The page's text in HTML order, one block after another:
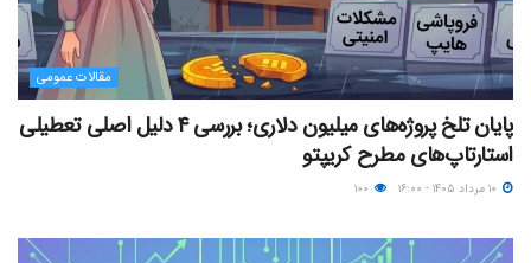
مقالات عمومی
پایان تلخ پروژه‌های میلیون دلاری؛ بررسی ۴ دلیل اصلی تعطیلی
استارتاپ‌های مطرح کریپتو